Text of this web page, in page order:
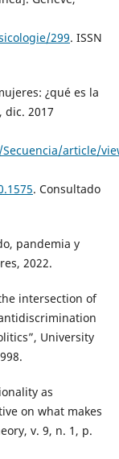
299. ISSN
¿qué es la
dic. 2017
article/
. Consultado
pandemia y
2022.
intersection of
University
as
on what makes
v. 9, n. 1, p.